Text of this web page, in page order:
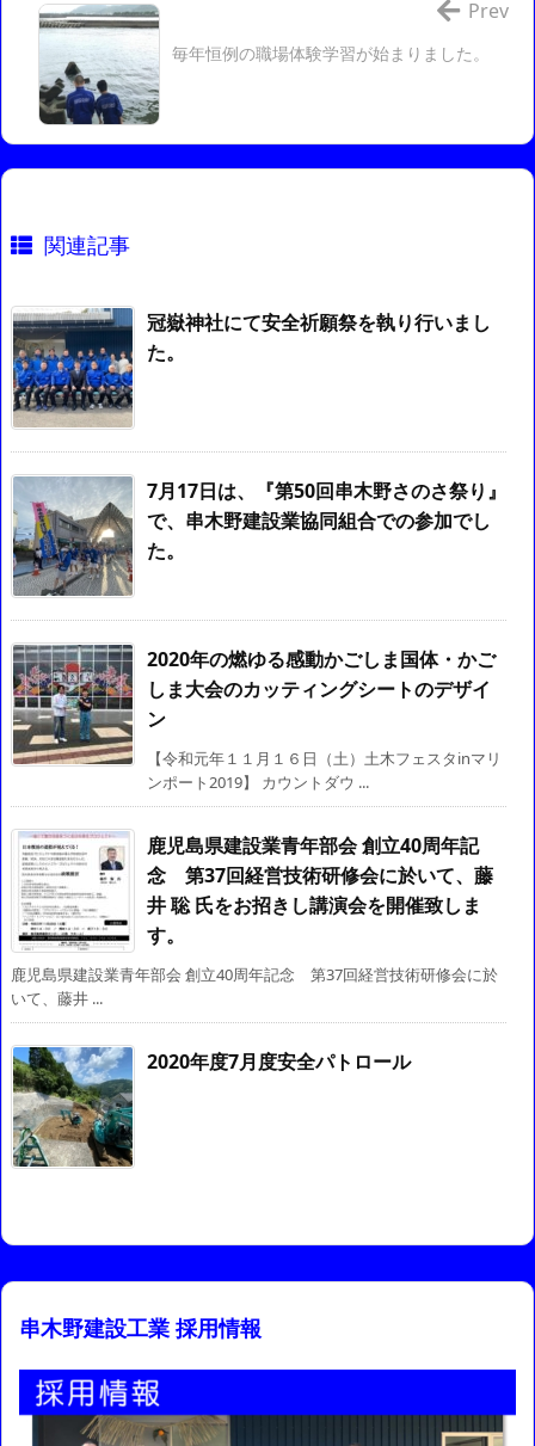
毎年恒例の職場体験学習が始まりました。
Prev
関連記事
冠嶽神社にて安全祈願祭を執り行いまし
た。
7月17日は、『第50回串木野さのさ祭り』
で、串木野建設業協同組合での参加でし
た。
2020年の燃ゆる感動かごしま国体・かご
しま大会のカッティングシートのデザイ
ン
【令和元年１１月１６日（土）土木フェスタinマリ
ンポート2019】 カウントダウ ...
鹿児島県建設業青年部会 創立40周年記
念 第37回経営技術研修会に於いて、藤
井 聡 氏をお招きし講演会を開催致しま
す。
鹿児島県建設業青年部会 創立40周年記念 第37回経営技術研修会に於
いて、藤井 ...
2020年度7月度安全パトロール
串木野建設工業 採用情報